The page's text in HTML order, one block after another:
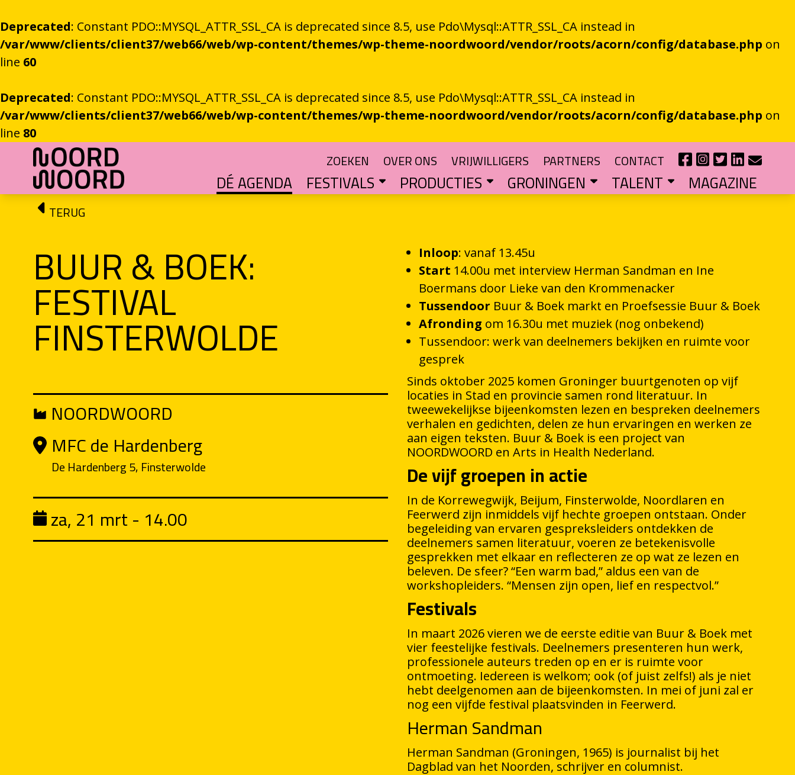
Deprecated: Constant PDO::MYSQL_ATTR_SSL_CA is deprecated since 8.5, use Pdo\Mysql::ATTR_SSL_CA instead in
/var/www/clients/client37/web66/web/wp-content/themes/wp-theme-noordwoord/vendor/roots/acorn/config/database.php on
line 60
Deprecated: Constant PDO::MYSQL_ATTR_SSL_CA is deprecated since 8.5, use Pdo\Mysql::ATTR_SSL_CA instead in
/var/www/clients/client37/web66/web/wp-content/themes/wp-theme-noordwoord/vendor/roots/acorn/config/database.php on
line 80
Ga naar de inhoud
ZOEKEN OVER ONS VRIJWILLIGERS PARTNERS CONTACT
DÉ AGENDA FESTIVALS PRODUCTIES GRONINGEN TALENT MAGAZINE
TERUG
BUUR & BOEK:
FESTIVAL
FINSTERWOLDE
NOORDWOORD
MFC de Hardenberg
De Hardenberg 5, Finsterwolde
za, 21 mrt - 14.00
Inloop: vanaf 13.45u
Start 14.00u met interview Herman Sandman en Ine
Boermans door Lieke van den Krommenacker
Tussendoor Buur & Boek markt en Proefsessie Buur & Boek
Afronding om 16.30u met muziek (nog onbekend)
Tussendoor: werk van deelnemers bekijken en ruimte voor
gesprek
Sinds oktober 2025 komen Groninger buurtgenoten op vijf
locaties in Stad en provincie samen rond literatuur. In
tweewekelijkse bijeenkomsten lezen en bespreken deelnemers
verhalen en gedichten, delen ze hun ervaringen en werken ze
aan eigen teksten. Buur & Boek is een project van
NOORDWOORD en Arts in Health Nederland.
De vijf groepen in actie
In de Korrewegwijk, Beijum, Finsterwolde, Noordlaren en
Feerwerd zijn inmiddels vijf hechte groepen ontstaan. Onder
begeleiding van ervaren gespreksleiders ontdekken de
deelnemers samen literatuur, voeren ze betekenisvolle
gesprekken met elkaar en reflecteren ze op wat ze lezen en
beleven. De sfeer? “Een warm bad,” aldus een van de
workshopleiders. “Mensen zijn open, lief en respectvol.”
Festivals
In maart 2026 vieren we de eerste editie van Buur & Boek met
vier feestelijke festivals. Deelnemers presenteren hun werk,
professionele auteurs treden op en er is ruimte voor
ontmoeting. Iedereen is welkom; ook (of juist zelfs!) als je niet
hebt deelgenomen aan de bijeenkomsten. In mei of juni zal er
nog een vijfde festival plaatsvinden in Feerwerd.
Herman Sandman
Herman Sandman (Groningen, 1965) is journalist bij het
Dagblad van het Noorden, schrijver en columnist.